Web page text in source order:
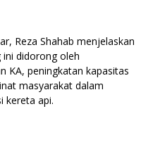
Reza Shahab menjelaskan
didorong oleh
KA, peningkatan kapasitas
masyarakat dalam
kereta api.